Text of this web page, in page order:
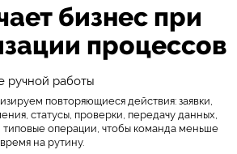
бизнес при
процессов
ручной работы
повторяющиеся действия: заявки,
статусы, проверки, передачу данных,
типовые операции, чтобы команда меньше
на рутину.